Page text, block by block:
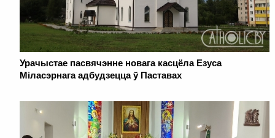
Урачыстае пасвячэнне новага касцёла Езуса
Міласэрнага адбудзецца ў Паставах